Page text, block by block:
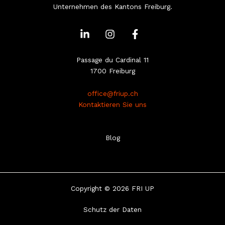
Unternehmen des Kantons Freiburg.
i
k
n
-
I
n
t
a
r
a
m
F
a
e
b
o
o
k
-
Passage du Cardinal 11
1700 Freiburg
office@friup.ch
Kontaktieren Sie uns
Blog
Copyright © 2026 FRI UP
Schutz der Daten